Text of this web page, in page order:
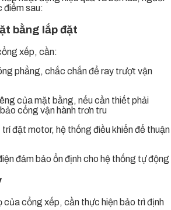
điểm sau:
bằng lắp đặt
xếp, cần:
phẳng, chắc chắn để ray trượt vận
của mặt bằng, nếu cần thiết phải
cổng vận hành trơn tru
đặt motor, hệ thống điều khiển để thuận
đảm bảo ổn định cho hệ thống tự động
của cổng xếp, cần thực hiện bảo trì định